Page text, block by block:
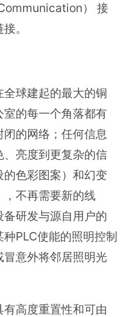
） 接
。
球建起的最大的铜
的每一个角落都有
的网络；任何信息
亮度到更复杂的信
色彩图案）和幻变
，不再需要新的线
研发与源自用户的
PLC使能的照明控制
意外将邻居照明光
高度重置性和可由